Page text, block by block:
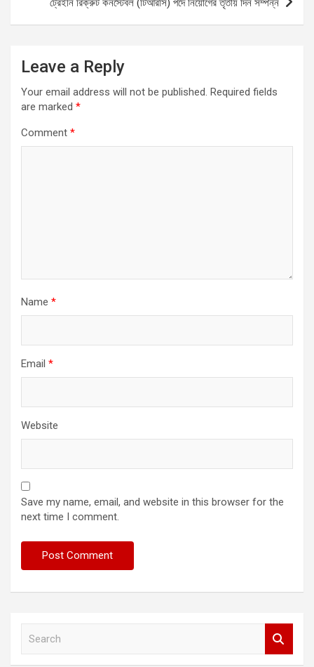
k
p
ট্রেইনি রিক্রুট কনস্টেবল (টিআরসি) পদে নিয়োগের তৃতীয় দিন সম্পন্ন
Leave a Reply
Your email address will not be published. Required fields
are marked *
Comment *
Name *
Email *
Website
Save my name, email, and website in this browser for the
next time I comment.